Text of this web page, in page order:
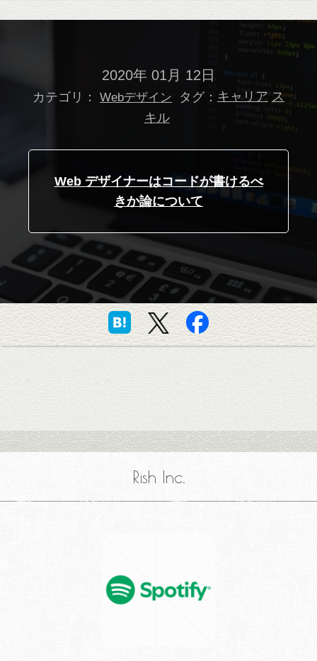
2020年 01月 12日
カテゴリ： Webデザイン タグ： キャリア ス
キル
Web デザイナーはコードが書けるべ
きか論について
Rish Inc.